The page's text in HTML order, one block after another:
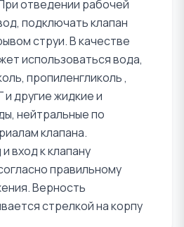
отведении рабочей
подключать клапан
струи. В качестве
использоваться вода,
пропиленгликоль ,
другие жидкие и
нейтральные по
клапана.
вход к клапану
правильному
Верность
стрелкой на корпу